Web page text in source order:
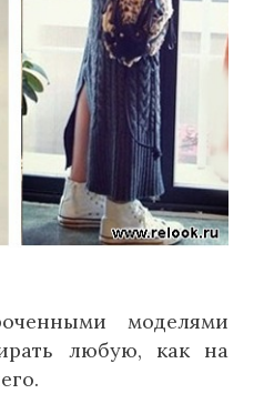
моделями
любую, как на